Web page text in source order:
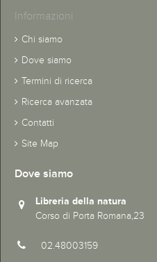
Informazioni
Chi siamo
Dove siamo
Termini di ricerca
Ricerca avanzata
Contatti
Site Map
Dove siamo
Libreria della natura
Corso di Porta
02.48003159